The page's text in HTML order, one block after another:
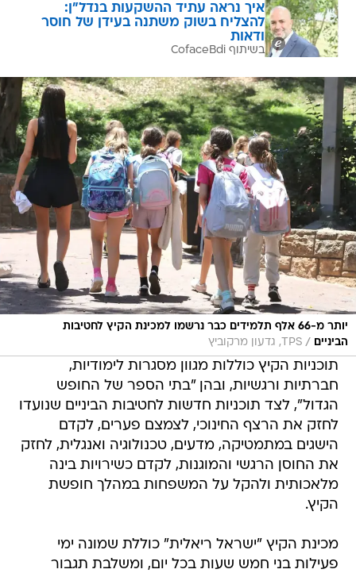
איך נראה עתיד ההשקעות בנדל"ן:
להצליח בשוק משתנה בעידן של חוסר
ודאות
בשיתוף CofaceBdi
יותר מ-66 אלף תלמידים כבר נרשמו למכינת הקיץ לחטיבות
הביניים
/ TPS, גדעון מרקוביץ
תוכניות הקיץ כוללות מגוון מסגרות לימודיות,
חברתיות ורגשיות, ובהן "בתי הספר של החופש
הגדול", לצד תוכניות חדשות לחטיבות הביניים שנועדו
לחזק את הרצף החינוכי, לצמצם פערים, לקדם
הישגים במתמטיקה, מדעים, טכנולוגיה ואנגלית, לחזק
את החוסן הרגשי והמוגנות, לקדם כשירויות בינה
מלאכותית ולהקל על המשפחות במהלך חופשת
הקיץ.
מכינת הקיץ "ישראל ריאלית" כוללת שמונה ימי
פעילות בני חמש שעות בכל יום, ומשלבת תגבור